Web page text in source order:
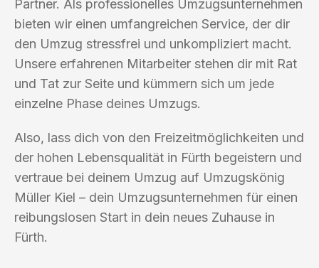
Partner. Als professionelles Umzugsunternehmen
bieten wir einen umfangreichen Service, der dir
den Umzug stressfrei und unkompliziert macht.
Unsere erfahrenen Mitarbeiter stehen dir mit Rat
und Tat zur Seite und kümmern sich um jede
einzelne Phase deines Umzugs.
Also, lass dich von den Freizeitmöglichkeiten und
der hohen Lebensqualität in Fürth begeistern und
vertraue bei deinem Umzug auf Umzugskönig
Müller Kiel – dein Umzugsunternehmen für einen
reibungslosen Start in dein neues Zuhause in
Fürth.